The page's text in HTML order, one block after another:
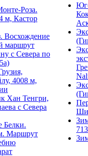
Роза.
м, Кастор
Восхождение
маршрут
с Севера по
4008 м,
Хан Тенгри,
с Севера
Белки.
Маршрут